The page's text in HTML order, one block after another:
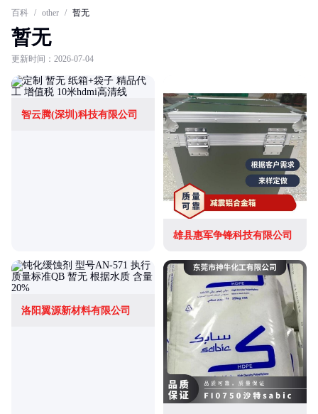
百科 / other / 暂无
暂无
更新时间：2026-07-04
智云腾(深圳)科技有限公司
雄县惠军争锋科技有限公司
洛阳翼源新材料有限公司